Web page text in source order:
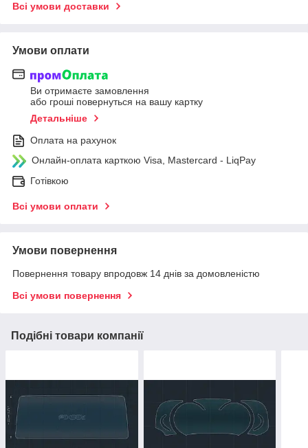
Всі умови доставки
Умови оплати
Ви отримаєте замовлення
або гроші повернуться на вашу картку
Детальніше
Оплата на рахунок
Онлайн-оплата карткою Visa, Mastercard - LiqPay
Готівкою
Всі умови оплати
Умови повернення
Повернення товару впродовж 14 днів за домовленістю
Всі умови повернення
Подібні товари компанії